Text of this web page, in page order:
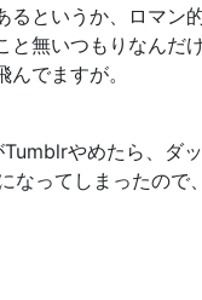
るというか、ロマン
と無いつもりなんだ
でますが。
やめたら、ダ
ってしまったので